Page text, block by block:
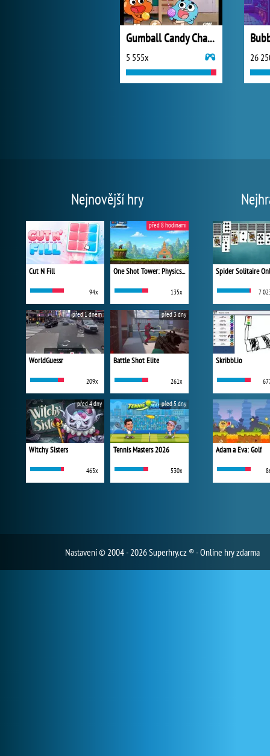
Gumball Candy Chaos
5 555x 26
Nejnovější hry
Cut N Fill
94x
One Shot Tower: Physics Destroyer
135x
před 8 hodinami
WorldGuessr
209x
před 1 dnem
Battle Shot Elite
261x
před 3 dny
Witchy Sisters
463x
před 4 dny
Tennis Masters 2026
530x
před 5 dny
Spider Solitaire
7
Skribbl.io
Adam a Eva: Golf
Nastavení© 2004 - 2026 Superhry.cz ® - Online hry zdarma